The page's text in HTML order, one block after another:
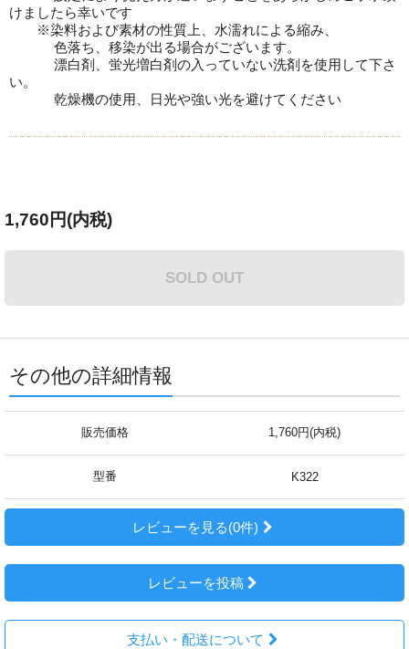
けましたら幸いです
※染料および素材の性質上、水濡れによる縮み、
色落ち、移染が出る場合がございます。
漂白剤、蛍光増白剤の入っていない洗剤を使用して下さ
い。
乾燥機の使用、日光や強い光を避けてください
1,760円(内税)
SOLD OUT
その他の詳細情報
販売価格 1,760円(内税)
型番 K322
レビューを見る(0件)
レビューを投稿
支払い・配送について